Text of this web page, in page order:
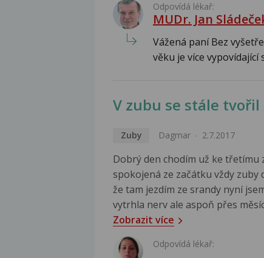
Odpovídá lékař:
MUDr. Jan
Vážená paní Bez
věku je více vypovídající
V zubu se stále
Zuby Dagmar 2.7.2017
Dobrý den chodím už ke třetímu
spokojená ze začátku vždy
že tam jezdím ze srandy nyní
vytrhla nerv ale aspoň přes
Zobrazit více
Odpovídá lékař: